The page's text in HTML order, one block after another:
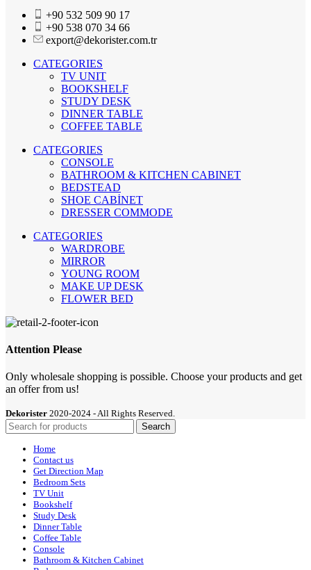
+90 532 509 90 17
+90 538 070 34 66
export@dekorister.com.tr
CATEGORIES
TV UNIT
BOOKSHELF
STUDY DESK
DINNER TABLE
COFFEE TABLE
CATEGORIES
CONSOLE
BATHROOM & KITCHEN CABINET
BEDSTEAD
SHOE CABİNET
DRESSER COMMODE
CATEGORIES
WARDROBE
MIRROR
YOUNG ROOM
MAKE UP DESK
FLOWER BED
Attention Please
Only wholesale shopping is possible. Choose your products and get
an offer from us!
Dekorister 2020-2024 - All Rights Reserved.
Search
Home
Contact us
Get Direction Map
Bedroom Sets
TV Unit
Bookshelf
Study Desk
Dinner Table
Coffee Table
Console
Bathroom & Kitchen Cabinet